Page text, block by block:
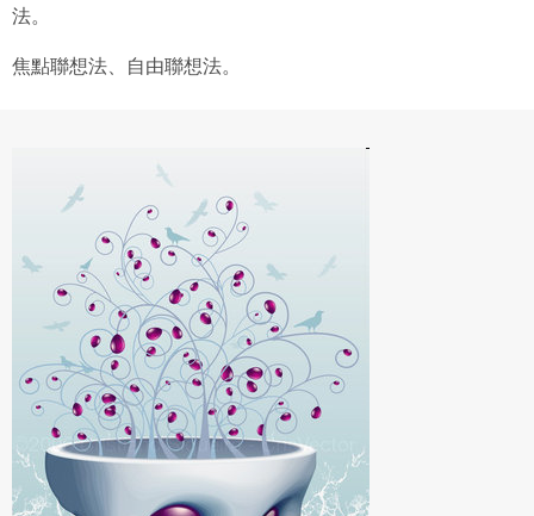
法。
焦點聯想法、自由聯想法。